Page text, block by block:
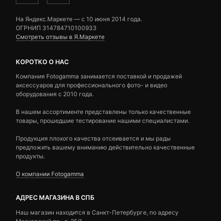
На Яндекс.Маркете — c 10 июня 2014 года.
ОГРНИП 314784710100933
Смотреть отзывы в Я.Маркете
КОРОТКО О НАС
Компания Fotogamma занимается поставкой и продажей
аксессуаров для профессионального фото- и видео
оборудования с 2010 года.
В нашем ассортименте представлены только качественные
товары, прошедшие тестирование нашими специалистами.
Продукция плохого качества отсеивается и мы рады
предложить вашему вниманию действительно качественные
продукты.
О компании Fotogamma
АДРЕС МАГАЗИНА В СПБ
Наш магазин находится в Санкт-Петербурге, по адресу